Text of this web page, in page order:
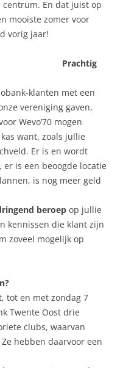
En dat juist op
mooiste zomer voor
vorig jaar!
Prachtig
klanten met een
vereniging gaven,
Wevo’70 mogen
want, zoals jullie
Er is en wordt
is een beoogde locatie
is nog meer geld
beroep op jullie
kennissen die klant zijn
zoveel mogelijk op
tot en met zondag 7
Twente Oost drie
clubs, waarvan
hebben daarvoor een